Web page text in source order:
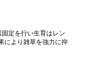
定を行い生育はレン
により雑草を強力に抑